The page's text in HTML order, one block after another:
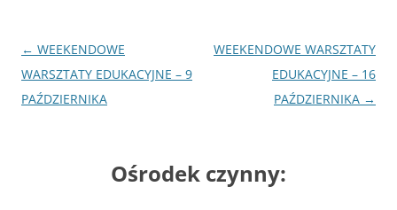
Nawigacja
wpisu
← WEEKENDOWE
WARSZTATY EDUKACYJNE – 9
PAŹDZIERNIKA
WEEKENDOWE WARSZTATY
EDUKACYJNE – 16
PAŹDZIERNIKA →
Ośrodek czynny: